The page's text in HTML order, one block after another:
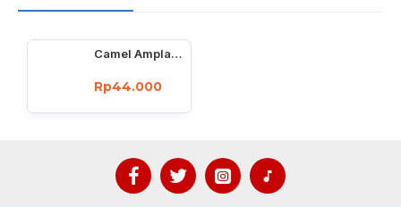
Camel Amplas Bulat Velcro 4 Inch Grit
Rp44.000